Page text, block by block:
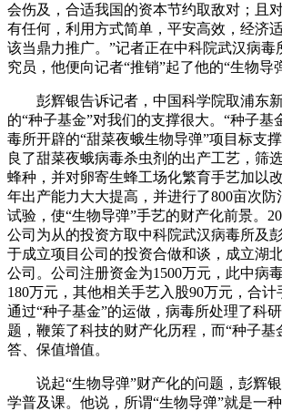
会伤及，合适我国的资本节约取敌对；且
有任何，利用方式简单，平安高效，经济
该当鼎力推广。”记者正在中科院武汉病毒
究员，他便向记者“推销”起了他的“生物导
彭辉银告诉记者，中国科学院取浦东新
的“种子基金”对我们的支撑很大。“种子基
毒所开辟的“甜菜夜蛾生物导弹”项目标支
良了甜菜夜蛾病毒杀虫剂的出产工艺，筛
蜂种，并对卵寄生蜂工场化繁育手艺加以
年出产能力大大提高，并进行了800亩次防
试验，使“生物导弹”手艺的财产化前景。
公司为从的投资方取中科院武汉病毒所及
于成立项目公司的投资合做和谈，成立湖
公司。公司注册资金为1500万元，此中病
180万元，其他相关手艺入股90万元，合计
通过“种子基金”的运做，病毒所处理了科
题，鞭策了科技的财产化历程，而“种子基
答、保值增值。
说起“生物导弹”财产化的问题，彭辉银
学普及课。他说，所谓“生物导弹”就是一